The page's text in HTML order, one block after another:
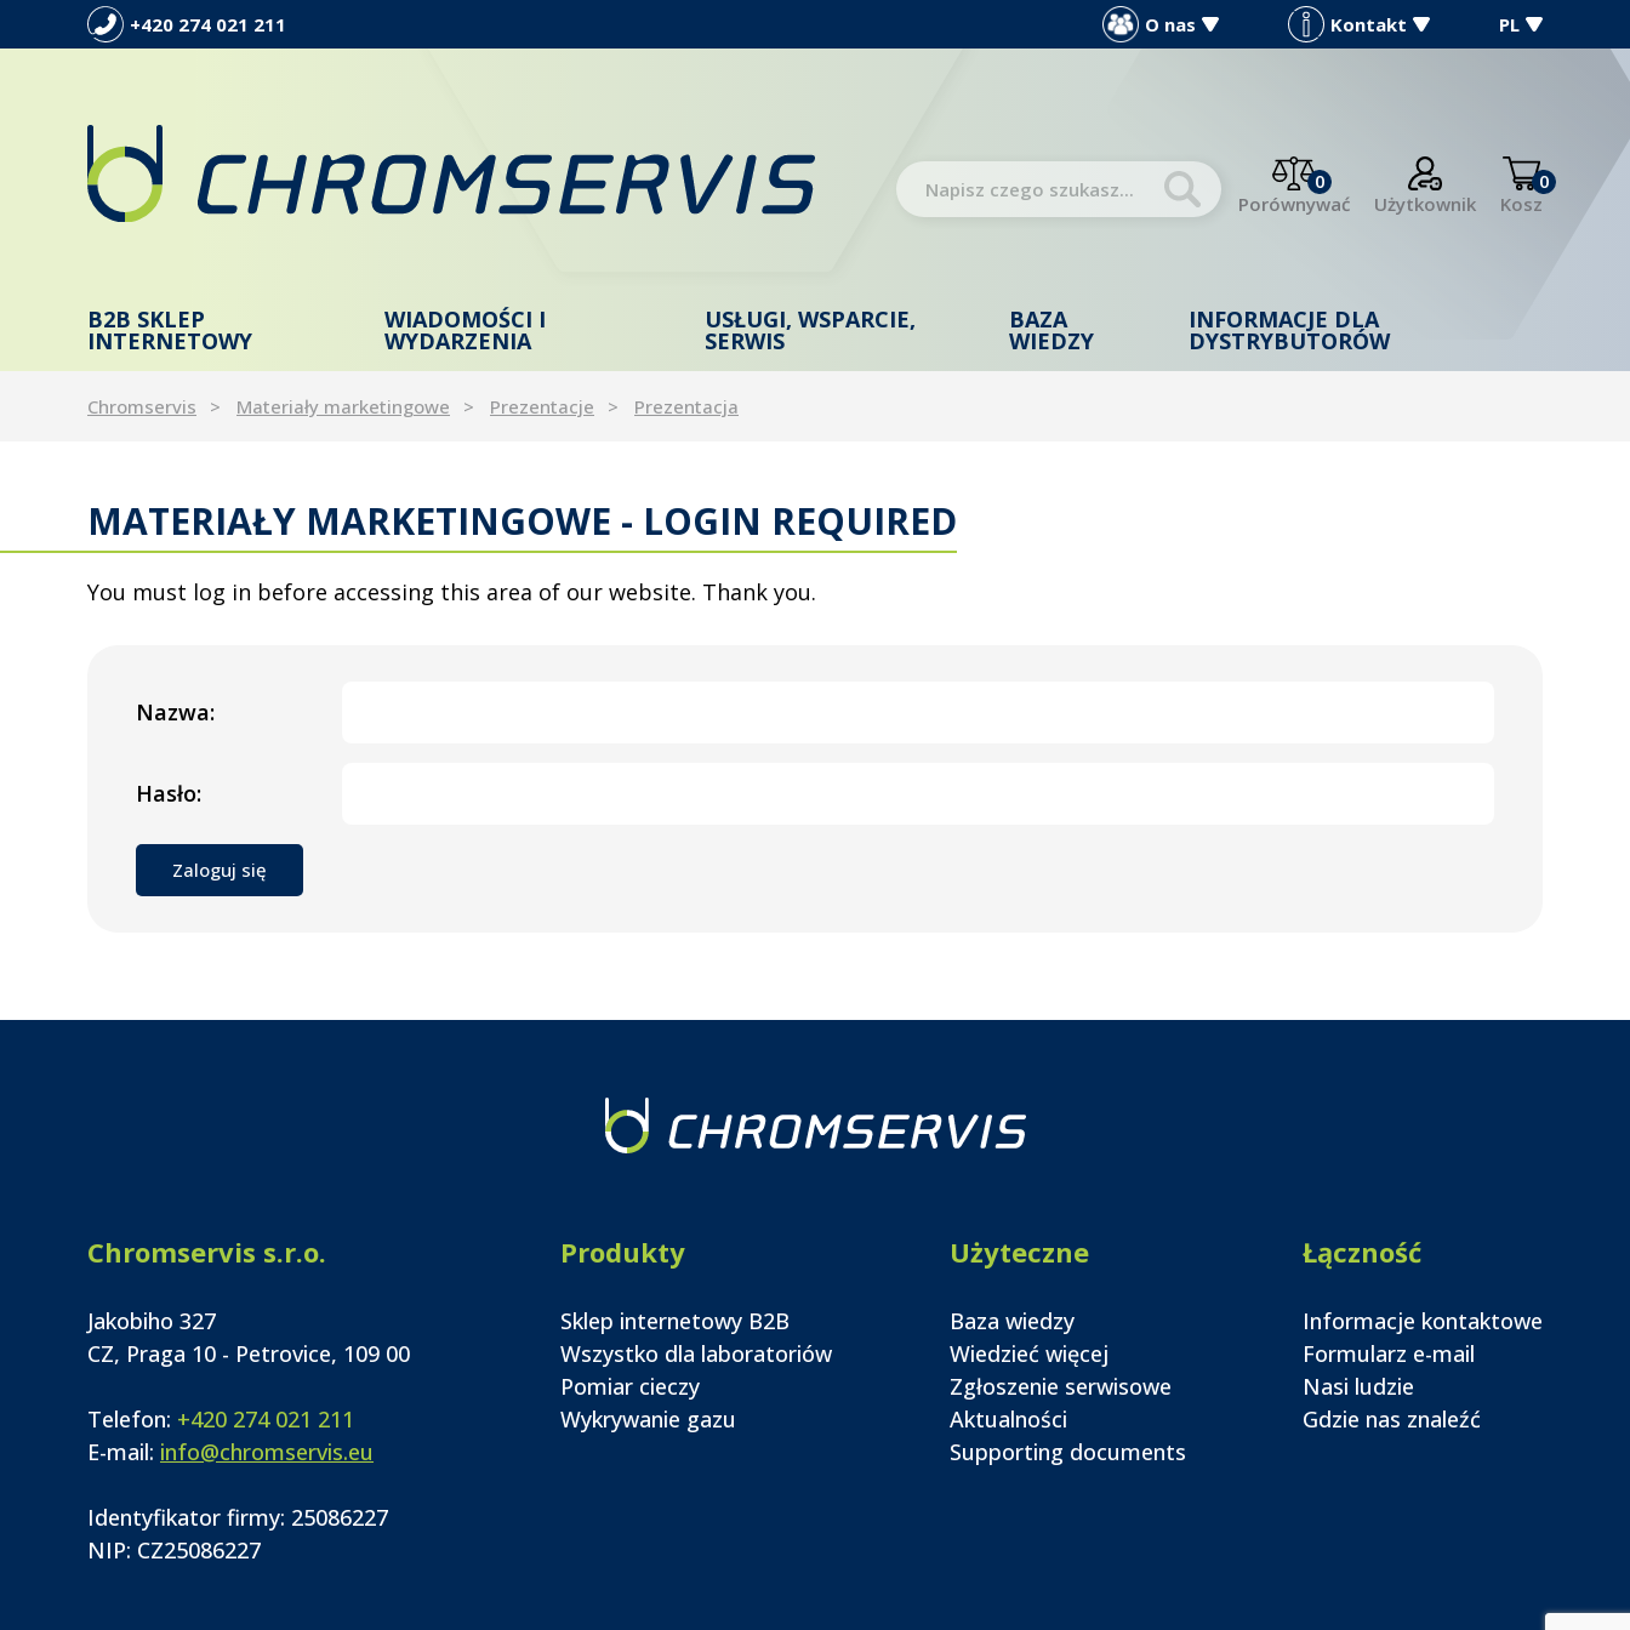
+420 274 021 211 O nas Kontakt PL
0
Porównywać
Użytkownik
0
Kosz
B2B SKLEP
INTERNETOWY
WIADOMOŚCI I
WYDARZENIA
USŁUGI, WSPARCIE,
SERWIS
BAZA
WIEDZY
INFORMACJE DLA
DYSTRYBUTORÓW
Chromservis Materiały marketingowe Prezentacje Prezentacja
MATERIAŁY MARKETINGOWE - LOGIN REQUIRED
You must log in before accessing this area of our website. Thank you.
Nazwa:
Hasło:
Chromservis s.r.o.
Jakobiho 327
CZ, Praga 10 - Petrovice, 109 00
Telefon: +420 274 021 211
E-mail: info@chromservis.eu
Identyfikator firmy: 25086227
NIP: CZ25086227
Produkty
Sklep internetowy B2B
Wszystko dla laboratoriów
Pomiar cieczy
Wykrywanie gazu
Użyteczne
Baza wiedzy
Wiedzieć więcej
Zgłoszenie serwisowe
Aktualności
Supporting documents
Łączność
Informacje kontaktowe
Formularz e-mail
Nasi ludzie
Gdzie nas znaleźć